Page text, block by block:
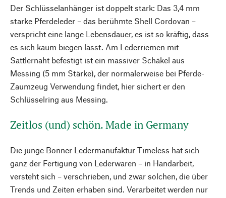
Der Schlüsselanhänger ist doppelt stark: Das 3,4 mm
starke Pferdeleder – das berühmte Shell Cordovan –
verspricht eine lange Lebensdauer, es ist so kräftig, dass
es sich kaum biegen lässt. Am Lederriemen mit
Sattlernaht befestigt ist ein massiver Schäkel aus
Messing (5 mm Stärke), der normalerweise bei Pferde-
Zaumzeug Verwendung findet, hier sichert er den
Schlüsselring aus Messing.
Zeitlos (und) schön. Made in Germany
Die junge Bonner Ledermanufaktur Timeless hat sich
ganz der Fertigung von Lederwaren – in Handarbeit,
versteht sich – verschrieben, und zwar solchen, die über
Trends und Zeiten erhaben sind. Verarbeitet werden nur